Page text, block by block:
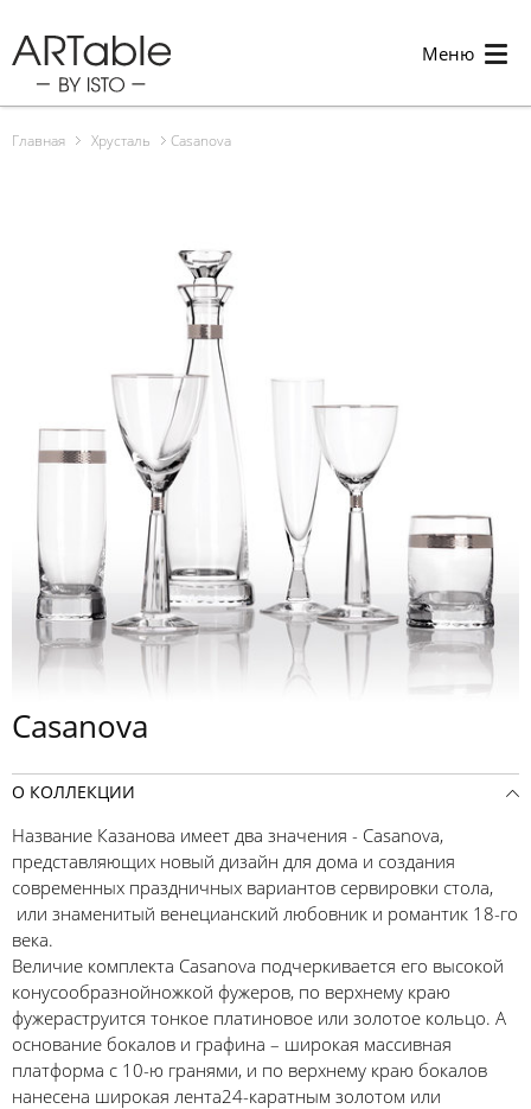
Меню
Главная Хрусталь Casanova
Casanova
О КОЛЛЕКЦИИ
Название Казанова имеет два значения - Casanova,
представляющих новый дизайн для дома и создания
современных праздничных вариантов сервировки стола,
или знаменитый венецианский любовник и романтик 18-го
века.
Величие комплекта Casanova подчеркивается его высокой
конусообразнойножкой фужеров, по верхнему краю
фужераструится тонкое платиновое или золотое кольцо. А
основание бокалов и графина – широкая массивная
платформа с 10-ю гранями, и по верхнему краю бокалов
нанесена широкая лента24-каратным золотом или